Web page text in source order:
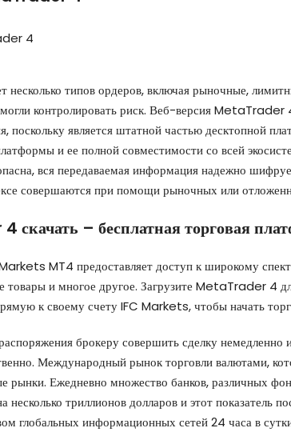
несколько типов ордеров, включая рыночные,
контролировать риск. Веб-версия MetaTrader
поскольку является штатной частью десктопной
и ее полной совместимости со всей
вся передаваемая информация надежно
совершаются при помощи рыночных или
скачать – бесплатная торговая
MT4 предоставляет доступ к широкому
товары и многое другое. Загрузите MetaTrader 4
к своему счету IFC Markets, чтобы начать
брокеру совершить сделку немедленно
Международный рынок торговли валютами,
рынки. Ежедневно множество банков, различных
триллионов долларов и этот показатель
глобальных информационных сетей 24 часа в